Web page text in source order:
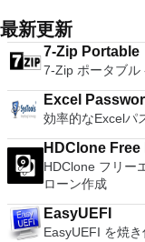
て、PCSX2 PS2
ゲームを高い精
ーターを切り替
を使用するには
BIOSが必要です
OpenSUSE、
Rescue Kit、
以降）、
Windows 7、Windows 8。 *このリス
ん。 サポートさ
ア語、マレーシ
トヴィエシュ、
ク、ポルスキ、
スロベンツキー
Svenska、
adjustment tool
converter, spell
2016 Personal
Roaming and Docer
Writer Efficient
presentations
processing and
document file
free document
support (iOS and
many innovative
adjustment tool
ードを制御したりできます。 VNC
使用が簡単です
し、指示に従っ
モート展開に使
トフォームに
は、スタンドア
主な機能は次の
Connectを実行し
Screen Sharing
ソフトウェアを
す。 各デバイス
バイス間の接続
ボードの上のス
最新更新
7-Zip Portable
7-Zip ポータブル
Excel
効率的なExcelパ
HDClone
HDClone フリー
ローン作成
EasyUEFI
EasyUEFI を焼